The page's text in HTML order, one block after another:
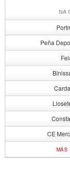
NA
Peña
CE
MÁS